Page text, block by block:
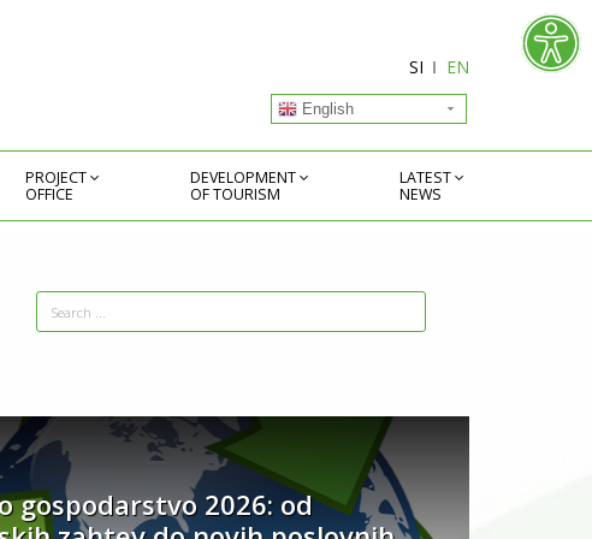
SI EN
English
PROJECT
OFFICE
DEVELOPMENT
OF TOURISM
LATEST
NEWS
gospodarstvo 2026: od